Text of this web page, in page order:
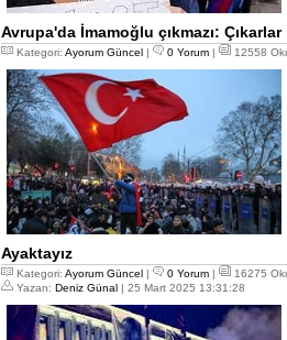
Avrupa'da İmamoğlu çıkmazı:
Kategori: Ayorum Güncel | 0 Yorum | 12558
Ayaktayız
Kategori: Ayorum Güncel | 0 Yorum |
16275
Yazan: Deniz Günal | 25 Mart 2025 13:31:28